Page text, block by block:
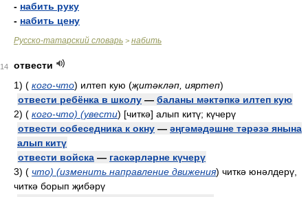
- набить руку
- набить цену
Русско-татарский словарь > набить
14
отвести
1) ( кого-что) илтеп кую (җитәкләп, ияртеп)
отвести ребёнка в школу — баланы мәктәпкә илтеп кую
2) ( кого-что) (увести) [читкә] алып китү; күчерү
отвести собеседника к окну — әңгәмәдәшне тәрәзә янына
алып китү
отвести войска — гаскәрләрне күчерү
3) ( что) (изменить направление движения) читкә юнәлдерү,
читкә борып җибәрү